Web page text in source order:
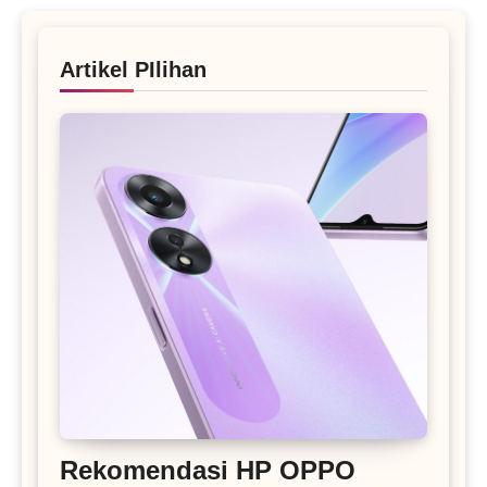
Artikel PIlihan
Rekomendasi HP OPPO